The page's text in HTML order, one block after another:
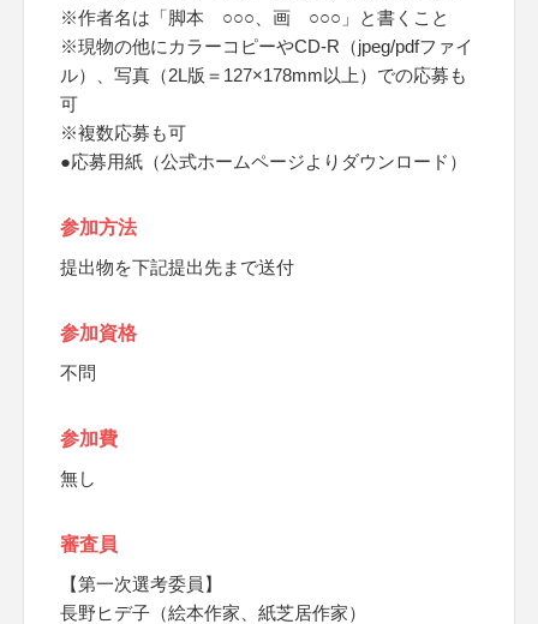
※作者名は「脚本 ○○○、画 ○○○」と書くこと
※現物の他にカラーコピーやCD-R（jpeg/pdfファイ
ル）、写真（2L版＝127×178mm以上）での応募も
可
※複数応募も可
●応募用紙（公式ホームページよりダウンロード）
参加方法
提出物を下記提出先まで送付
参加資格
不問
参加費
無し
審査員
【第一次選考委員】
長野ヒデ子（絵本作家、紙芝居作家）